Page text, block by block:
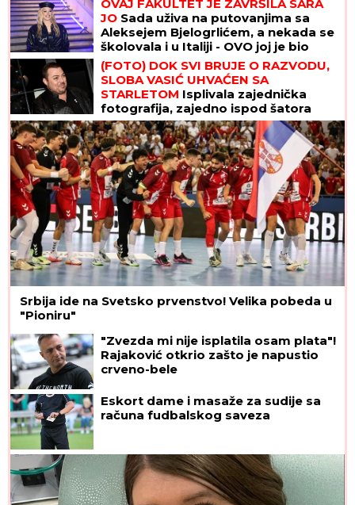
OVAJ FAKULTET JE ZAVRŠILA SARA
JO Sada uživa na putovanjima sa
Aleksejem Bjelogrlićem, a nekada se
školovala i u Italiji - OVO joj je bio
problem
(FOTO) DOK SVI BRUJE O RAZVODU,
SLOBA VASIĆ UHVAĆEN SA
STARLETOM Isplivala zajednička
fotografija, zajedno ispod šatora
Srbija ide na Svetsko prvenstvo! Velika pobeda u
"Pioniru"
"Zvezda mi nije isplatila osam plata"!
Rajaković otkrio zašto je napustio
crveno-bele
Eskort dame i masaže za sudije sa
računa fudbalskog saveza